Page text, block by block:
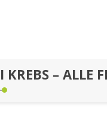
– ALLE